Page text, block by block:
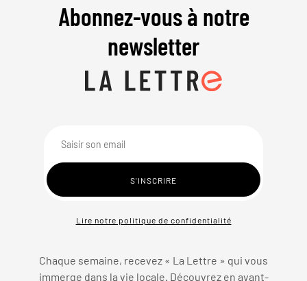
Abonnez-vous à notre
newsletter
Lire notre politique de confidentialité
Chaque semaine, recevez « La Lettre » qui vous
immerge dans la vie locale. Découvrez en avant-